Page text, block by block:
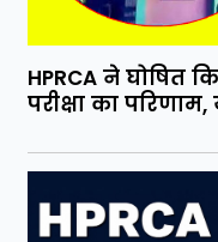
HPRCA ने घोषित
परीक्षा का